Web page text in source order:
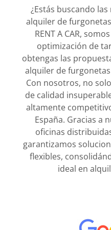
¿Estás buscando
alquiler de
RENT A CAR,
optimización de
obtengas las
alquiler de
Con nosotros, no
de calidad
altamente
España. Gracias a
oficinas
garantizamos
flexibles,
ideal en